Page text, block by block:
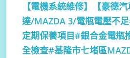
【電機系統維修】
【豪德
達/MAZDA 3/電瓶電壓不
定期保養項目#銀合金電瓶
全檢查#基隆市七堵區